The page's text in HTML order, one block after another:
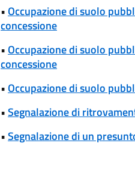
•Occupazione di suolo
concessione
•Occupazione di suolo
concessione
•Occupazione di suolo
•Segnalazione di
•Segnalazione di un